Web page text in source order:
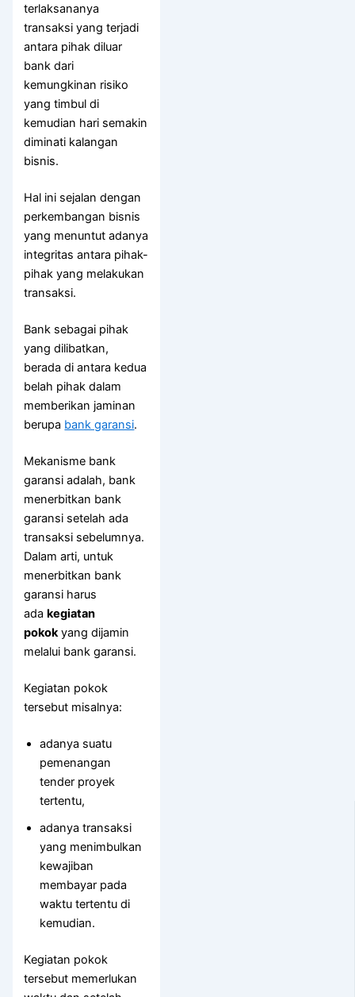
terlaksananya
transaksi yang terjadi
antara pihak diluar
bank dari
kemungkinan risiko
yang timbul di
kemudian hari semakin
diminati kalangan
bisnis.
Hal ini sejalan dengan
perkembangan bisnis
yang menuntut adanya
integritas antara pihak-
pihak yang melakukan
transaksi.
Bank sebagai pihak
yang dilibatkan,
berada di antara kedua
belah pihak dalam
memberikan jaminan
berupa bank garansi.
Mekanisme bank
garansi adalah, bank
menerbitkan bank
garansi setelah ada
transaksi sebelumnya.
Dalam arti, untuk
menerbitkan bank
garansi harus
adakegiatan
pokokyang dijamin
melalui bank garansi.
Kegiatan pokok
tersebut misalnya:
adanya suatu
pemenangan
tender proyek
tertentu,
adanya transaksi
yang menimbulkan
kewajiban
membayar pada
waktu tertentu di
kemudian.
Kegiatan pokok
tersebut memerlukan